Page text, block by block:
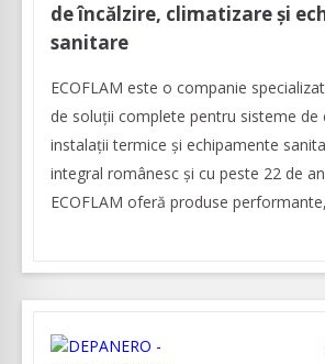
de încălzire, climatizare și
sanitare
ECOFLAM este o companie
de soluții complete pentru sisteme de
instalații termice și echipamente
integral românesc și cu peste 22 de
ECOFLAM oferă produse